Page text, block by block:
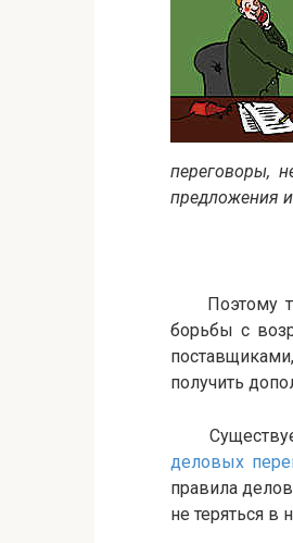
переговоры,
предложения
Поэтому
борьбы с
получить
Существует
деловых
правила
не теряться в